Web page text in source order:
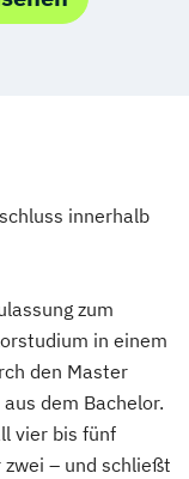
innerhalb
zum
in einem
den Master
dem Bachelor.
vier bis fünf
– und schließt